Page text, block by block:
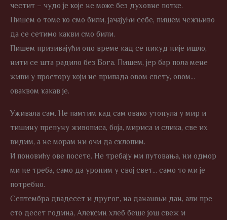
честит – чудо је које не може без духовне потке.
Пишем о томе ко смо били, јачајући себе, пишем чежњиво
да се сетимо какви смо били.
Пишем призивајући оно време кад се никуд није ишло,
нити се шта радило без Бога. Пишем, јер бар пола мене
живи у простору који не припада овом свету, овом…
оваквом какав је.
Уживала сам. Не памтим кад сам овако утонула у мир и
тишину препуну живописа, боја, мириса и слика, све их
видим, а не морам ни очи да склопим.
И поновићу ове посете. Не требају ми путовања, ни одмор
ми не треба, само да уроним у свој свет… само то ми је
потребно.
Септембра двадесет и другог, на данашњи дан, али пре
сто десет година, Алексин хлеб беше још свеж и